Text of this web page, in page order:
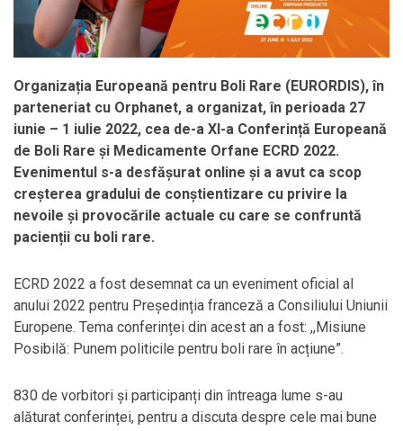
Organizația Europeană pentru Boli Rare (EURORDIS), în
parteneriat cu Orphanet, a organizat, în perioada 27
iunie – 1 iulie 2022, cea de-a XI-a Conferință Europeană
de Boli Rare și Medicamente Orfane ECRD 2022.
Evenimentul s-a desfășurat online și a avut ca scop
creșterea gradului de conștientizare cu privire la
nevoile și provocările actuale cu care se confruntă
pacienții cu boli rare.
ECRD 2022 a fost desemnat ca un eveniment oficial al
anului 2022 pentru Președinția franceză a Consiliului Uniunii
Europene. Tema conferinței din acest an a fost: ,,Misiune
Posibilă: Punem politicile pentru boli rare în acțiune”.
830 de vorbitori și participanți din întreaga lume s-au
alăturat conferinței, pentru a discuta despre cele mai bune